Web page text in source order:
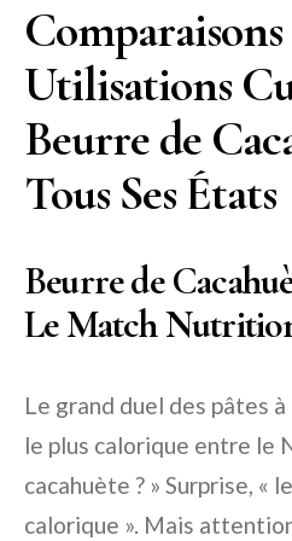
Utilisations
Beurre de
Tous Ses États
Beurre de
Le Match
Le grand duel des pâtes
le plus calorique entre le
cacahuète ? » Surprise, «
calorique ». Mais